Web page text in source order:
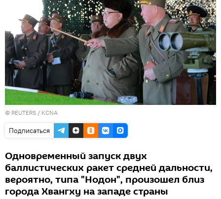
© REUTERS / KCNA
Подписаться
Одновременный запуск двух
баллистических ракет средней дальности,
вероятно, типа "Нодон", произошел близ
города Хвангху на западе страны